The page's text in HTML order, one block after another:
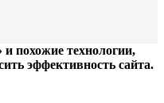
похожие технологии,
эффективность сайта.